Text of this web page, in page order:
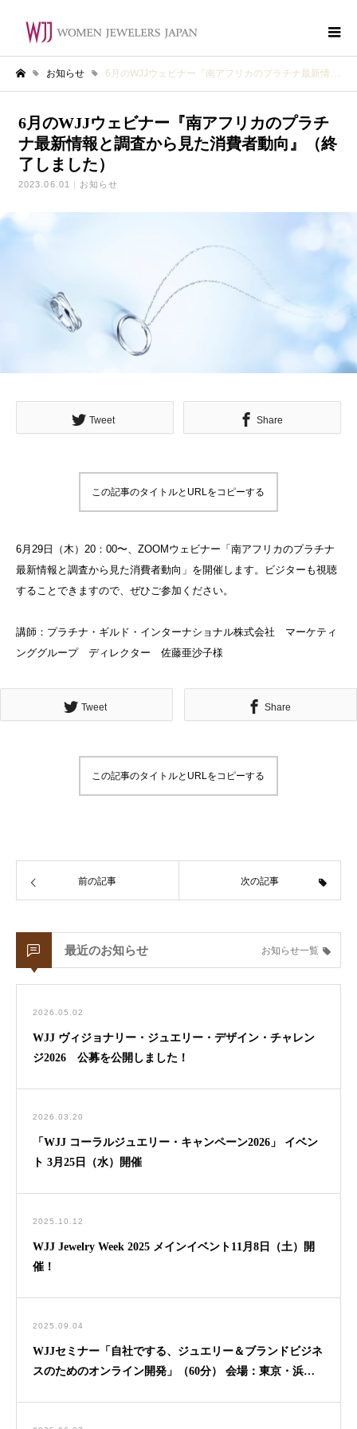
お知らせ 6月のWJJウェビナー『南アフリカのプラチナ最新情報と調査から見た消費者動向』（終了しました）
6月のWJJウェビナー『南アフリカのプラチ
ナ最新情報と調査から見た消費者動向』（終
了しました）
2023.06.01 お知らせ
Tweet Share
この記事のタイトルとURLをコピーする
6月29日（木）20：00〜、ZOOMウェビナー「南アフリカのプラチナ
最新情報と調査から見た消費者動向」を開催します。ビジターも視聴
することできますので、ぜひご参加ください。
講師：プラチナ・ギルド・インターナショナル株式会社 マーケティ
ンググループ ディレクター 佐藤亜沙子様
Tweet Share
この記事のタイトルとURLをコピーする
前の記事 次の記事
最近のお知らせ お知らせ一覧
2026.05.02
WJJ ヴィジョナリー・ジュエリー・デザイン・チャレン
ジ2026 公募を公開しました！
2026.03.20
「WJJ コーラルジュエリー・キャンペーン2026」 イベン
ト 3月25日（水）開催
2025.10.12
WJJ Jewelry Week 2025 メインイベント11月8日（土）開
催！
2025.09.04
WJJセミナー「自社でする、ジュエリー＆ブランドビジネ
スのためのオンライン開発」（60分） 会場：東京・浜松